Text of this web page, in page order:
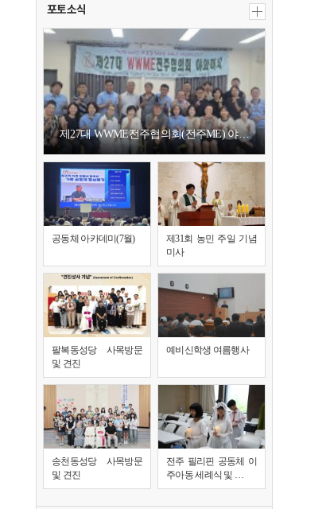
포토소식
제27대 WWME전주협의회(전주ME) 야…
공동체 아카데미(7월)
제31회 농민 주일 기념
미사
팔복동성당 사목방문
및 견진
예비신학생 여름행사
송천동성당 사목방문
및 견진
전주 필리핀 공동체 이
주아동 세례식 및 …